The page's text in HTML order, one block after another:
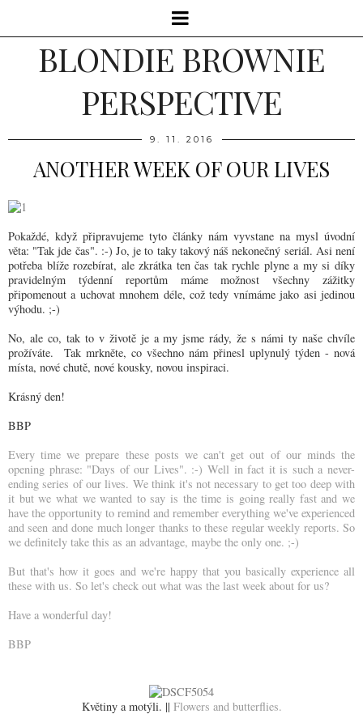
BLONDIE BROWNIE
PERSPECTIVE
9. 11. 2016
ANOTHER WEEK OF OUR LIVES
Pokaždé, když připravujeme tyto články nám vyvstane na mysl úvodní
věta: "Tak jde čas". :-) Jo, je to taky takový náš nekonečný seriál. Asi není
potřeba blíže rozebírat, ale zkrátka ten čas tak rychle plyne a my si díky
pravidelným týdenní reportům máme možnost všechny zážitky
připomenout a uchovat mnohem déle, což tedy vnímáme jako asi jedinou
výhodu. ;-)
No, ale co, tak to v životě je a my jsme rády, že s námi ty naše chvíle
prožíváte. Tak mrkněte, co všechno nám přinesl uplynulý týden - nová
místa, nové chutě, nové kousky, novou inspiraci.
Krásný den!
BBP
Every time we prepare these posts we can't get out of our minds the
opening phrase: "Days of our Lives". :-) Well in fact it is such a never-
ending series of our lives. We think it's not necessary to get too deep with
it but we what we wanted to say is the time is going really fast and we
have the opportunity to remind and remember everything we've experienced
and seen and done much longer thanks to these regular weekly reports. So
we definitely take this as an advantage, maybe the only one. ;-)
But that's how it goes and we're happy that you basically experience all
these with us. So let's check out what was the last week about for us?
Have a wonderful day!
BBP
Květiny a motýli. || Flowers and butterflies.